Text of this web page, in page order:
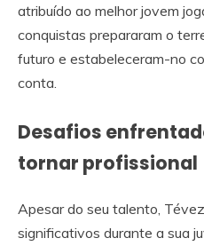
atribuído ao melhor jovem
conquistas prepararam o
futuro e estabeleceram-no
conta.
Desafios
tornar profissional
Apesar do seu talento,
significativos durante a sua